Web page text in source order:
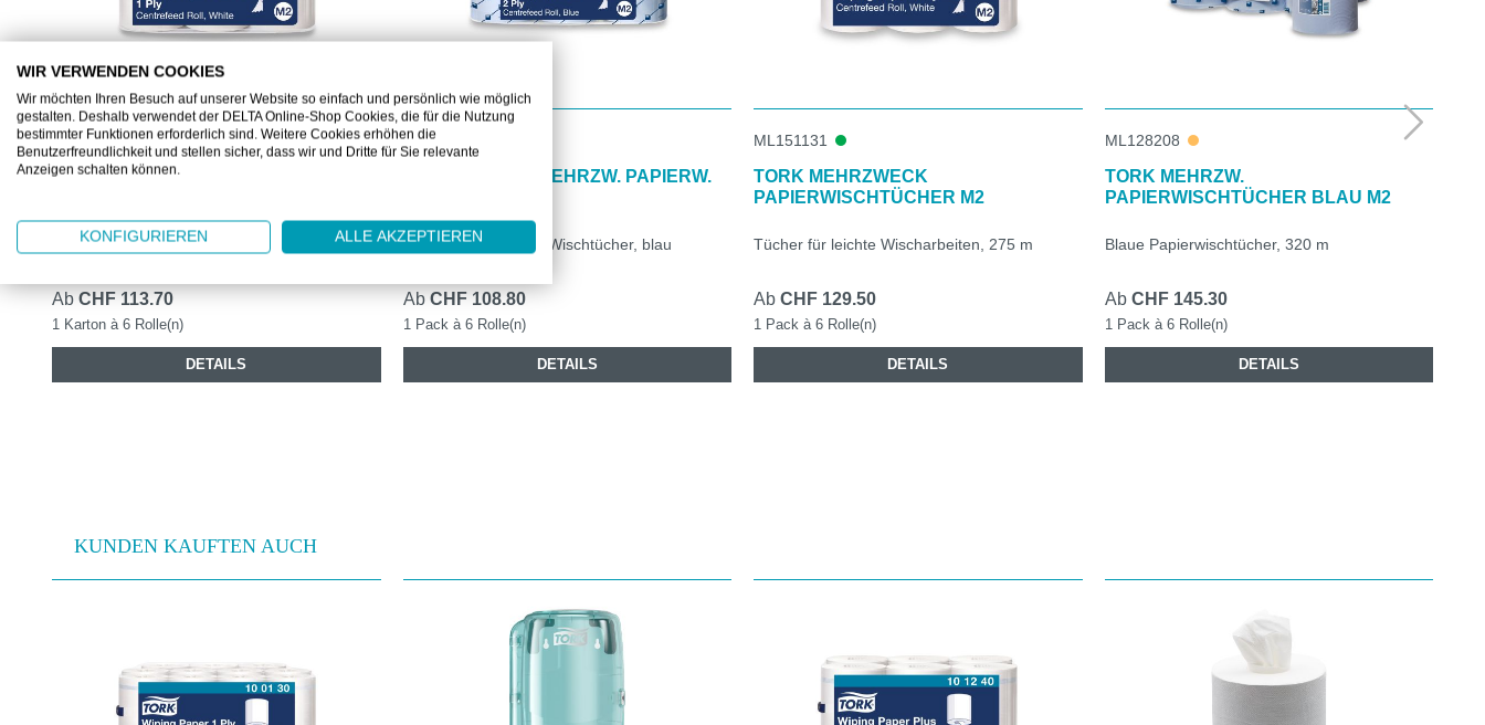
ML101240
TORK STARKE MEHRZW.
2-lagige Mehrzweck Wischtücher, 160 m
Ab CHF 113.70
1 Karton à 6 Rolle(n)
DETAILS
ML128207
TORK STARKE MEHRZW. PAPIERW.
2-lagige Mehrzweck Wischtücher, blau
Ab CHF 108.80
1 Pack à 6 Rolle(n)
DETAILS
ML151131
TORK MEHRZWECK
PAPIERWISCHTÜCHER M2
Tücher für leichte Wischarbeiten, 275 m
Ab CHF 129.50
1 Pack à 6 Rolle(n)
DETAILS
ML128208
TORK MEHRZW.
PAPIERWISCHTÜCHER BLAU M2
Blaue Papierwischtücher, 320 m
Ab CHF 145.30
1 Pack à 6 Rolle(n)
DETAILS
KUNDEN KAUFTEN AUCH
Produktgalerie überspringen
WIR VERWENDEN COOKIES
Wir möchten Ihren Besuch auf unserer Website so einfach und persönlich wie möglich
gestalten. Deshalb verwendet der DELTA Online-Shop Cookies, die für die Nutzung
bestimmter Funktionen erforderlich sind. Weitere Cookies erhöhen die
Benutzerfreundlichkeit und stellen sicher, dass wir und Dritte für Sie relevante
Anzeigen schalten können.
KONFIGURIEREN ALLE AKZEPTIEREN